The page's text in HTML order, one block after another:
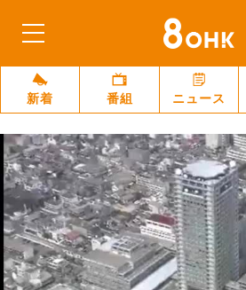
新着 番組 ニュース